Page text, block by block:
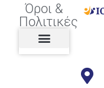
Όροι &
Πολιτικές